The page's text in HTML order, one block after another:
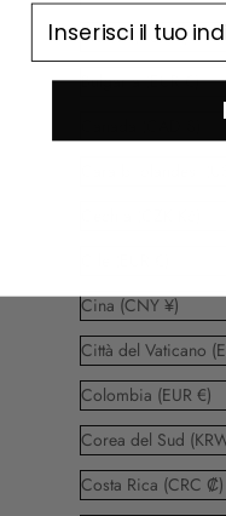
Brasile (EUR €)
Bulgaria (EUR €)
Cina (CNY ¥)
Colombia (EUR €)
Costa Rica (CRC ₡)
email